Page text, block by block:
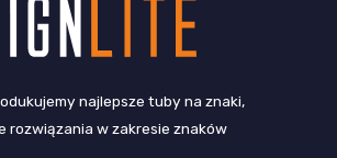
najlepsze tuby na znaki,
rozwiązania w zakresie znaków